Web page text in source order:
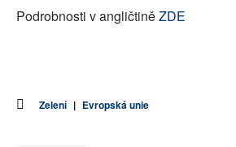
Podrobnosti v angličtiněZDE
Zelení | Evropská unie